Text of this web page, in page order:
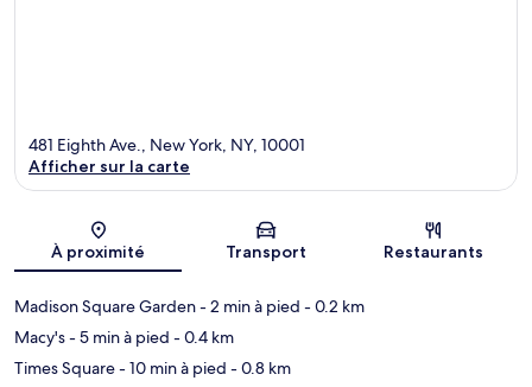
Carte
481 Eighth Ave., New York, NY, 10001
Afficher sur la carte
À proximité Transport Restaurants
Madison Square Garden- 2 min à pied - 0.2 km
Macy's- 5 min à pied - 0.4 km
Times Square- 10 min à pied - 0.8 km